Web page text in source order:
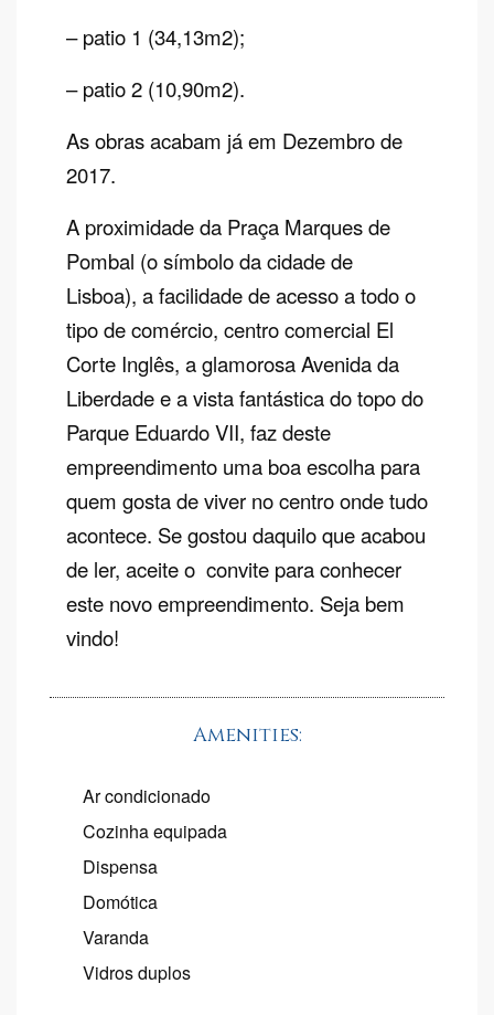
– patio 1 (34,13m2);
– patio 2 (10,90m2).
As obras acabam já em Dezembro de
2017.
A proximidade da Praça Marques de
Pombal (o símbolo da cidade de
Lisboa), a facilidade de acesso a todo o
tipo de comércio, centro comercial El
Corte Inglês, a glamorosa Avenida da
Liberdade e a vista fantástica do topo do
Parque Eduardo VII, faz deste
empreendimento uma boa escolha para
quem gosta de viver no centro onde tudo
acontece. Se gostou daquilo que acabou
de ler, aceite o convite para conhecer
este novo empreendimento. Seja bem
vindo!
Amenities:
Ar condicionado
Cozinha equipada
Dispensa
Domótica
Varanda
Vidros duplos